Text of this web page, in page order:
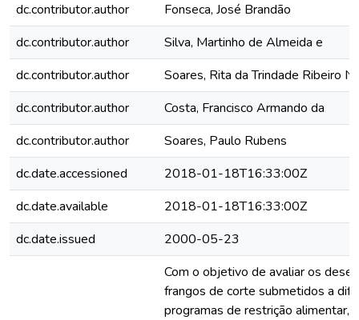
dc.contributor.author
Fonseca, José Brandão
dc.contributor.author
Silva, Martinho de Almeida e
dc.contributor.author
Soares, Rita da Trindade Ribeiro
dc.contributor.author
Costa, Francisco Armando da
dc.contributor.author
Soares, Paulo Rubens
dc.date.accessioned
2018-01-18T16:33:00Z
dc.date.available
2018-01-18T16:33:00Z
dc.date.issued
2000-05-23
Com o objetivo de avaliar os
frangos de corte submetidos a
programas de restrição alimentar,